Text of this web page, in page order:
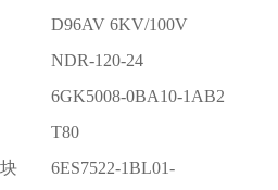
D96AV 6KV/100V
NDR-120-24
6GK5008-0BA10-1AB2
T80
6ES7522-1BL01-